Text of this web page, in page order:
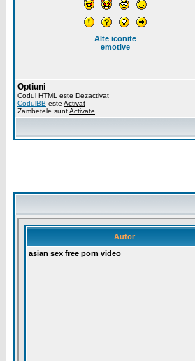
Alte iconite
emotive
Optiuni
Codul HTML este Dezactivat
CodulBB este Activat
Zambetele suntActivate